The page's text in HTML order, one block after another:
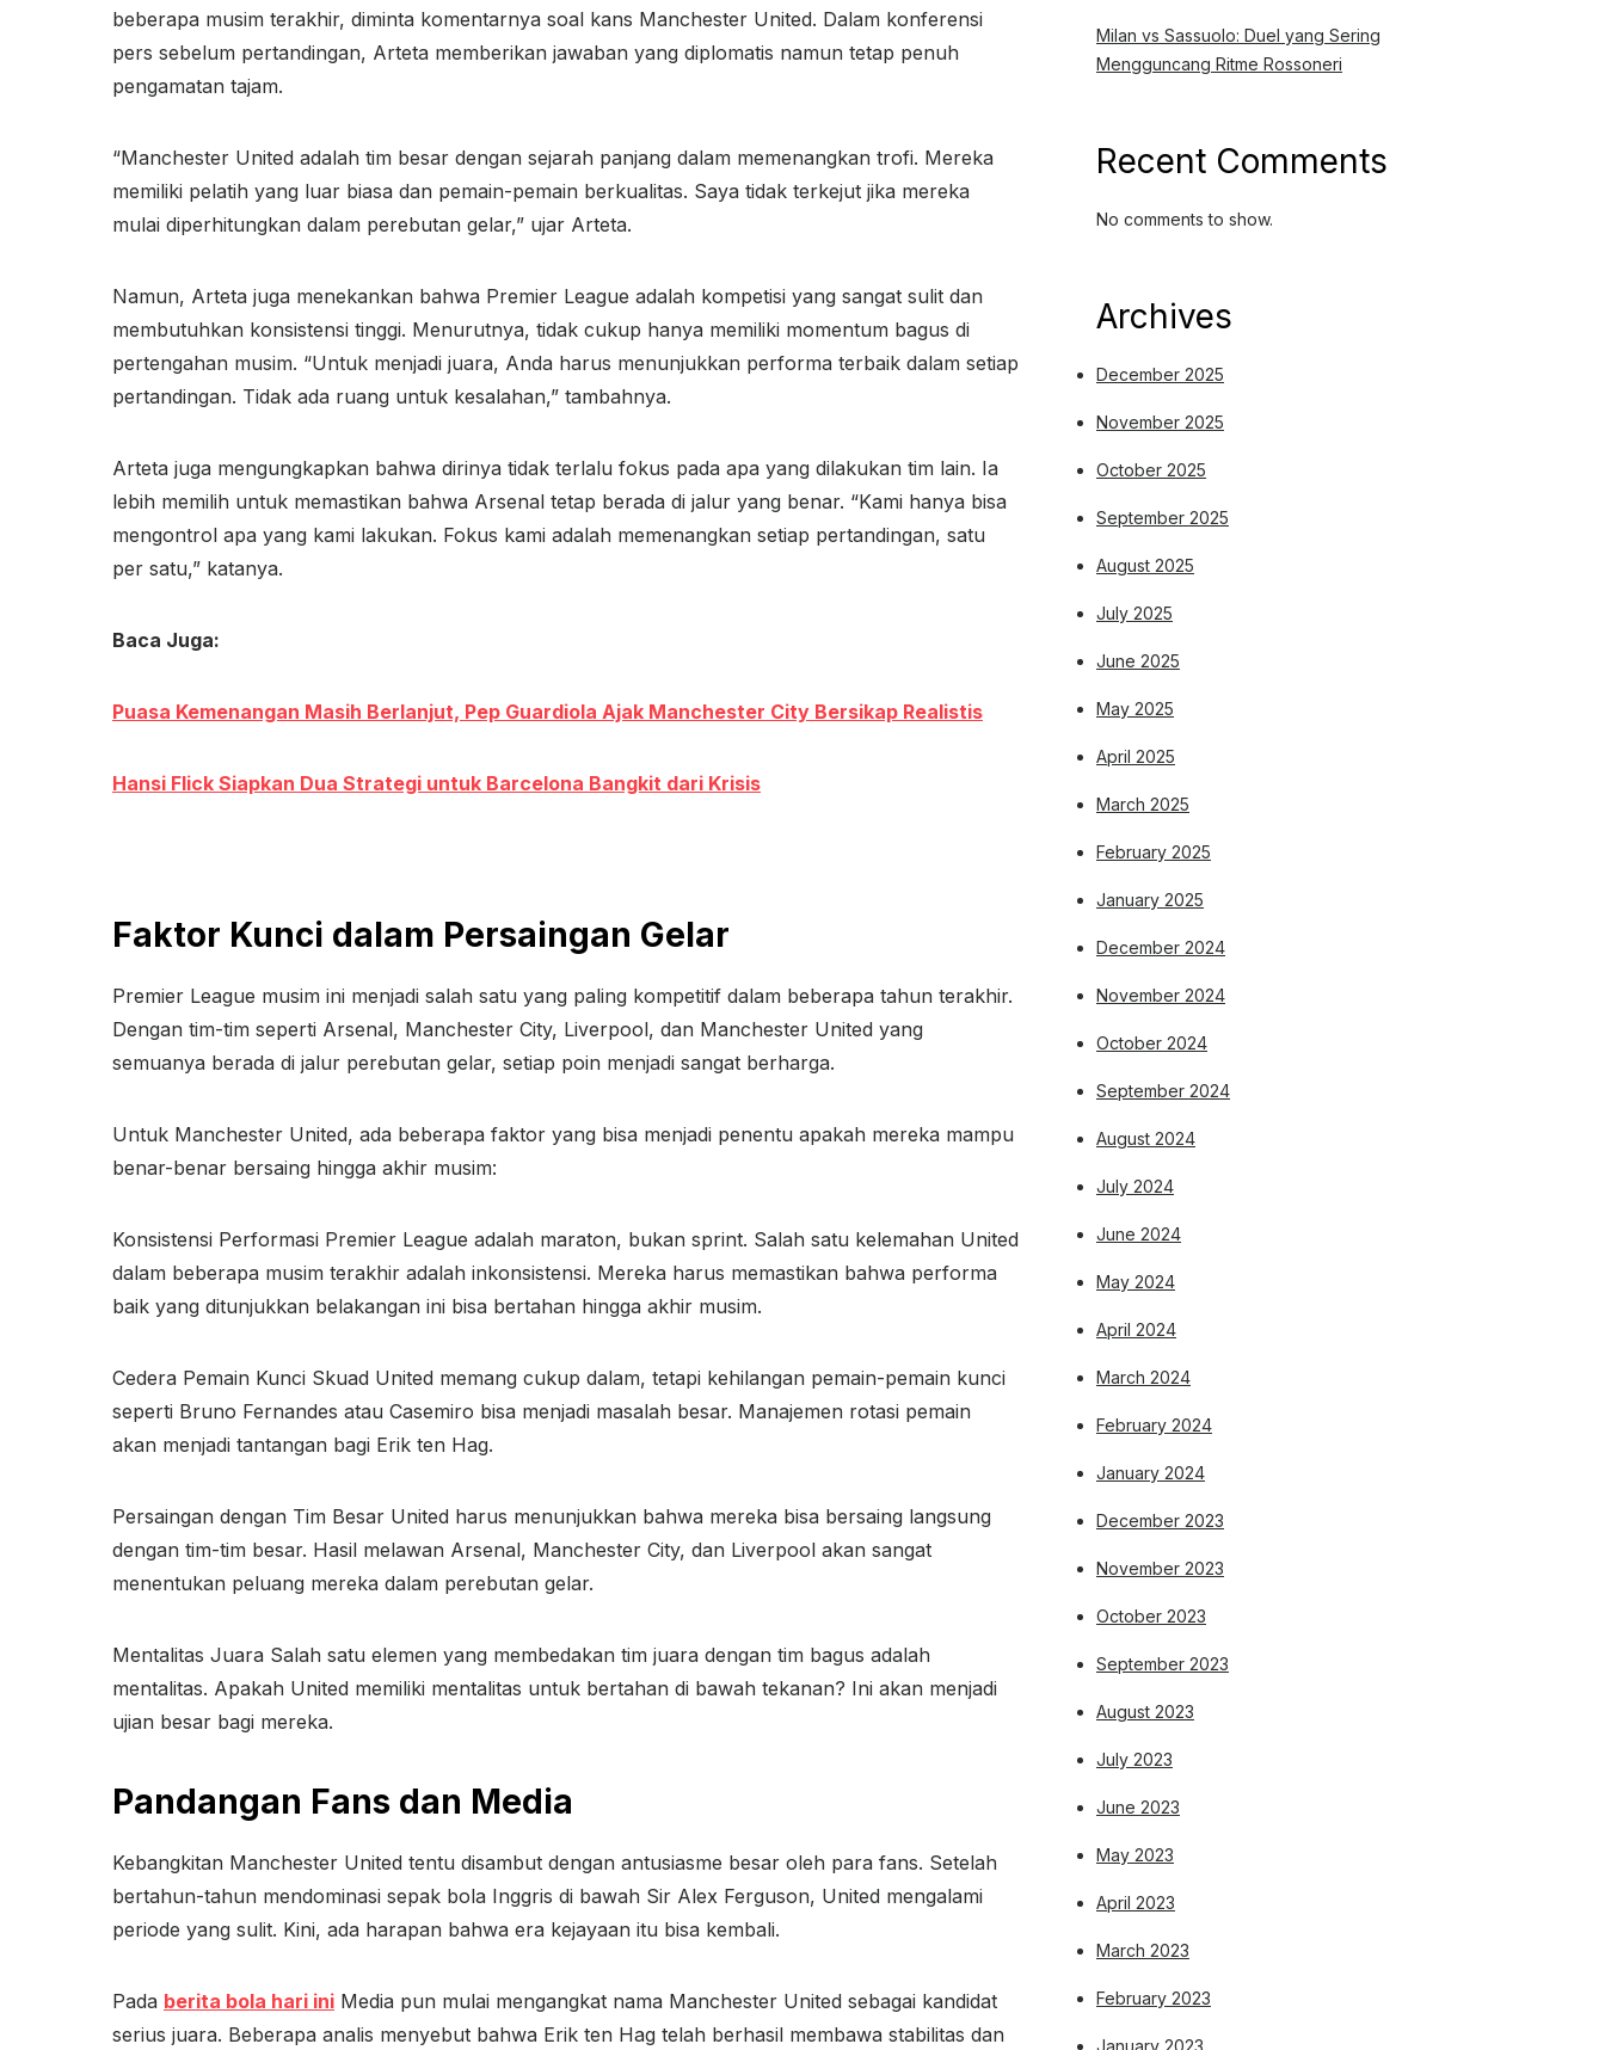
beberapa musim terakhir, diminta komentarnya soal kans Manchester United. Dalam konferensi
pers sebelum pertandingan, Arteta memberikan jawaban yang diplomatis namun tetap penuh
pengamatan tajam.
“Manchester United adalah tim besar dengan sejarah panjang dalam memenangkan trofi. Mereka
memiliki pelatih yang luar biasa dan pemain-pemain berkualitas. Saya tidak terkejut jika mereka
mulai diperhitungkan dalam perebutan gelar,” ujar Arteta.
Namun, Arteta juga menekankan bahwa Premier League adalah kompetisi yang sangat sulit dan
membutuhkan konsistensi tinggi. Menurutnya, tidak cukup hanya memiliki momentum bagus di
pertengahan musim. “Untuk menjadi juara, Anda harus menunjukkan performa terbaik dalam setiap
pertandingan. Tidak ada ruang untuk kesalahan,” tambahnya.
Arteta juga mengungkapkan bahwa dirinya tidak terlalu fokus pada apa yang dilakukan tim lain. Ia
lebih memilih untuk memastikan bahwa Arsenal tetap berada di jalur yang benar. “Kami hanya bisa
mengontrol apa yang kami lakukan. Fokus kami adalah memenangkan setiap pertandingan, satu
per satu,” katanya.
Baca Juga:
Puasa Kemenangan Masih Berlanjut, Pep Guardiola Ajak Manchester City Bersikap Realistis
Hansi Flick Siapkan Dua Strategi untuk Barcelona Bangkit dari Krisis
Faktor Kunci dalam Persaingan Gelar
Premier League musim ini menjadi salah satu yang paling kompetitif dalam beberapa tahun terakhir.
Dengan tim-tim seperti Arsenal, Manchester City, Liverpool, dan Manchester United yang
semuanya berada di jalur perebutan gelar, setiap poin menjadi sangat berharga.
Untuk Manchester United, ada beberapa faktor yang bisa menjadi penentu apakah mereka mampu
benar-benar bersaing hingga akhir musim:
Konsistensi Performasi Premier League adalah maraton, bukan sprint. Salah satu kelemahan United
dalam beberapa musim terakhir adalah inkonsistensi. Mereka harus memastikan bahwa performa
baik yang ditunjukkan belakangan ini bisa bertahan hingga akhir musim.
Cedera Pemain Kunci Skuad United memang cukup dalam, tetapi kehilangan pemain-pemain kunci
seperti Bruno Fernandes atau Casemiro bisa menjadi masalah besar. Manajemen rotasi pemain
akan menjadi tantangan bagi Erik ten Hag.
Persaingan dengan Tim Besar United harus menunjukkan bahwa mereka bisa bersaing langsung
dengan tim-tim besar. Hasil melawan Arsenal, Manchester City, dan Liverpool akan sangat
menentukan peluang mereka dalam perebutan gelar.
Mentalitas Juara Salah satu elemen yang membedakan tim juara dengan tim bagus adalah
mentalitas. Apakah United memiliki mentalitas untuk bertahan di bawah tekanan? Ini akan menjadi
ujian besar bagi mereka.
Pandangan Fans dan Media
Kebangkitan Manchester United tentu disambut dengan antusiasme besar oleh para fans. Setelah
bertahun-tahun mendominasi sepak bola Inggris di bawah Sir Alex Ferguson, United mengalami
periode yang sulit. Kini, ada harapan bahwa era kejayaan itu bisa kembali.
Pada berita bola hari ini Media pun mulai mengangkat nama Manchester United sebagai kandidat
serius juara. Beberapa analis menyebut bahwa Erik ten Hag telah berhasil membawa stabilitas dan
Milan vs Sassuolo: Duel yang Sering
Mengguncang Ritme Rossoneri
Recent Comments
No comments to show.
Archives
December 2025
November 2025
October 2025
September 2025
August 2025
July 2025
June 2025
May 2025
April 2025
March 2025
February 2025
January 2025
December 2024
November 2024
October 2024
September 2024
August 2024
July 2024
June 2024
May 2024
April 2024
March 2024
February 2024
January 2024
December 2023
November 2023
October 2023
September 2023
August 2023
July 2023
June 2023
May 2023
April 2023
March 2023
February 2023